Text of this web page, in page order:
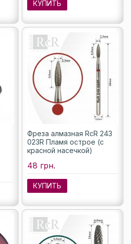
КУПИТЬ
Фреза алмазная RcR 243
023R Пламя острое (с
красной насечкой)
48 грн.
КУПИТЬ